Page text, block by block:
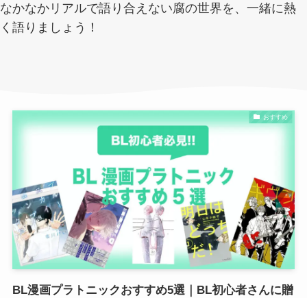
なかなかリアルで語り合えない腐の世界を、一緒に熱
く語りましょう！
おすすめ
BL漫画プラトニックおすすめ5選｜BL初心者さんに贈